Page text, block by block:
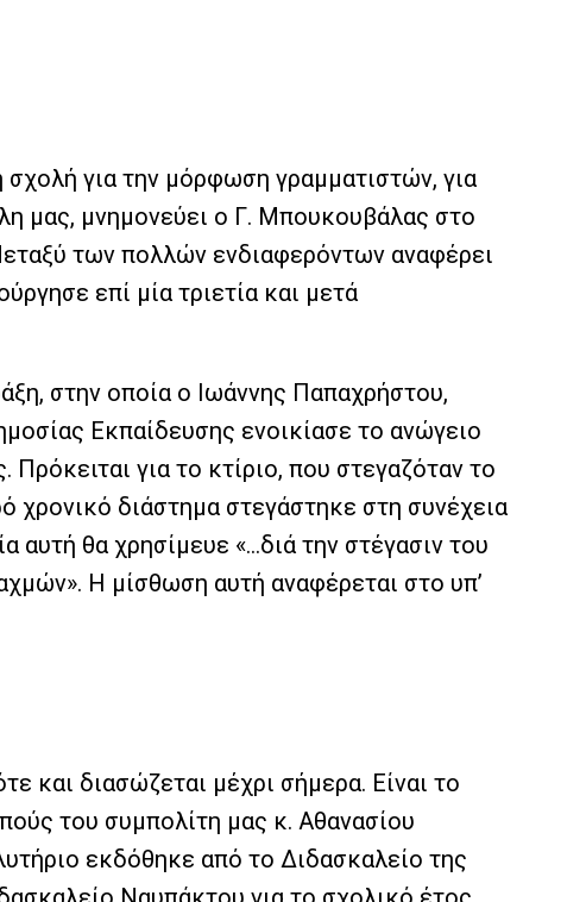
για την μόρφωση γραμματιστών, για
μας, μνημονεύει ο Γ. Μπουκουβάλας στο
των πολλών ενδιαφερόντων αναφέρει
επί μία τριετία και μετά
στην οποία ο Ιωάννης Παπαχρήστου,
Εκπαίδευσης ενοικίασε το ανώγειο
για το κτίριο, που στεγαζόταν το
διάστημα στεγάστηκε στη συνέχεια
αυτή θα χρησίμευε «…διά την στέγασιν του
Η μίσθωση αυτή αναφέρεται στο υπ’
και διασώζεται μέχρι σήμερα. Είναι το
του συμπολίτη μας κ. Αθανασίου
εκδόθηκε από το Διδασκαλείο της